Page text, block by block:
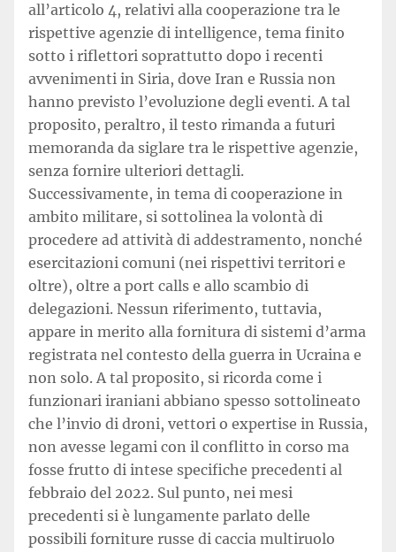
all’articolo 4, relativi alla cooperazione tra le
rispettive agenzie di intelligence, tema finito
sotto i riflettori soprattutto dopo i recenti
avvenimenti in Siria, dove Iran e Russia non
hanno previsto l’evoluzione degli eventi. A tal
proposito, peraltro, il testo rimanda a futuri
memoranda da siglare tra le rispettive agenzie,
senza fornire ulteriori dettagli.
Successivamente, in tema di cooperazione in
ambito militare, si sottolinea la volontà di
procedere ad attività di addestramento, nonché
esercitazioni comuni (nei rispettivi territori e
oltre), oltre a port calls e allo scambio di
delegazioni. Nessun riferimento, tuttavia,
appare in merito alla fornitura di sistemi d’arma
registrata nel contesto della guerra in Ucraina e
non solo. A tal proposito, si ricorda come i
funzionari iraniani abbiano spesso sottolineato
che l’invio di droni, vettori o expertise in Russia,
non avesse legami con il conflitto in corso ma
fosse frutto di intese specifiche precedenti al
febbraio del 2022. Sul punto, nei mesi
precedenti si è lungamente parlato delle
possibili forniture russe di caccia multiruolo